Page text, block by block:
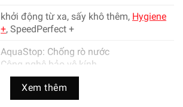
khởi động từ xa, sấy khô thêm, Hygiene
+, SpeedPerfect +
AquaStop: Chống rò nước
Công nghệ bảo vệ kính
Bao gồm tấm bảo vệ hơi nước
Thép không gỉ
Xem thêm